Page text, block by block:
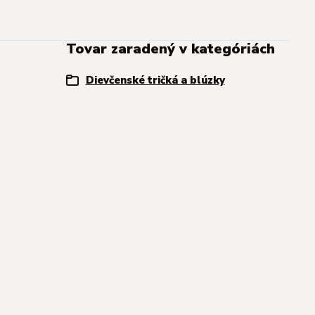
Tovar zaradený v kategóriách
Dievčenské tričká a blúzky